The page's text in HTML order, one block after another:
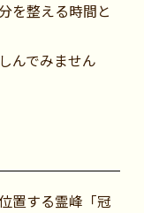
を整える時間と
んでみません
置する霊峰「冠